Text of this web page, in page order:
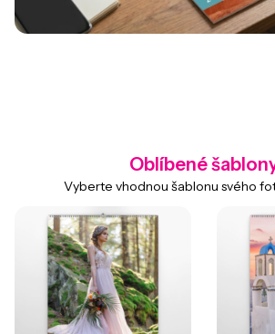
Oblíbené
Vyberte vhodnou šablonu svého